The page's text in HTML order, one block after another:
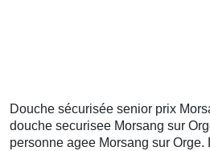
Douche sécurisée senior prix
douche securisee Morsang sur
personne agee Morsang sur